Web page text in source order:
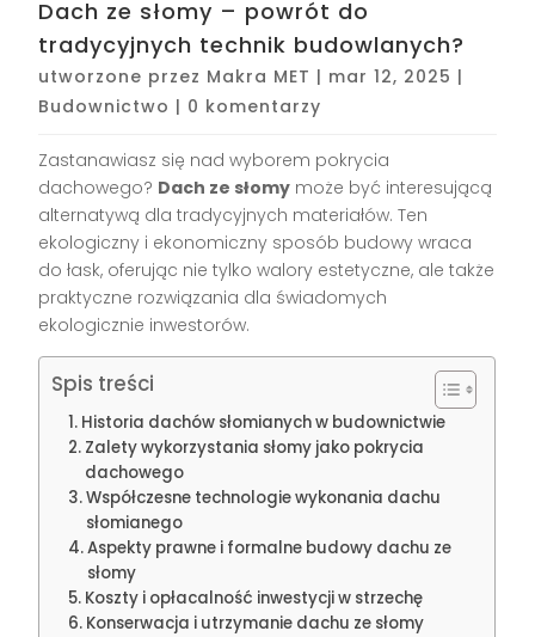
Dach ze słomy – powrót do
tradycyjnych technik budowlanych?
utworzone przez Makra MET | mar 12, 2025 |
Budownictwo | 0 komentarzy
Zastanawiasz się nad wyborem pokrycia
dachowego? Dach ze słomy może być interesującą
alternatywą dla tradycyjnych materiałów. Ten
ekologiczny i ekonomiczny sposób budowy wraca
do łask, oferując nie tylko walory estetyczne, ale także
praktyczne rozwiązania dla świadomych
ekologicznie inwestorów.
Spis treści
Historia dachów słomianych w budownictwie
Zalety wykorzystania słomy jako pokrycia
dachowego
Współczesne technologie wykonania dachu
słomianego
Aspekty prawne i formalne budowy dachu ze
słomy
Koszty i opłacalność inwestycji w strzechę
Konserwacja i utrzymanie dachu ze słomy